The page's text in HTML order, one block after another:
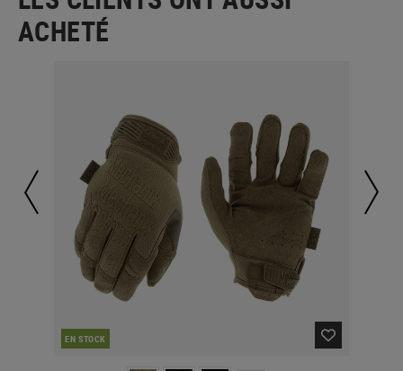
ACHETÉ
EN STOCK